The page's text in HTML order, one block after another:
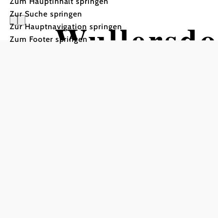
Zur Suche springen
Zur Hauptnavigation springen
Zum Footer springen